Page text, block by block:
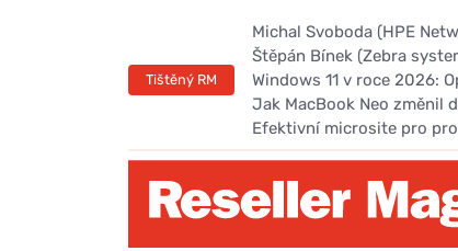
Tištěný RM
Michal Svoboda (HPE
Štěpán Bínek (Zebra
Windows 11 v roce 2026:
Jak MacBook Neo změnil
Efektivní microsite pro